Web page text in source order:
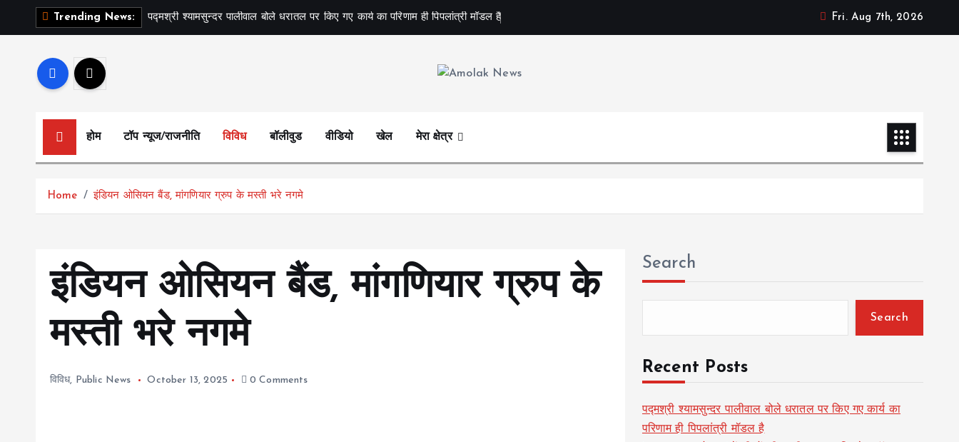
Trending News: पद्मश्री श्यामसुन्दर पालीवाल बोले धरातल पर किए गए कार्य का परिणाम ही पिपलांत्री मॉडल है Fri. Aug 7th, 2026
होम टॉप न्यूज/राजनीति विविध बॉलीवुड वीडियो खेल मेरा क्षेत्र
Home इंडियन ओसियन बैंड, मांगणियार ग्रुप के मस्ती भरे नगमे
इंडियन ओसियन बैंड, मांगणियार ग्रुप के
मस्ती भरे नगमे
विविध, Public News October 13, 2025 0 Comments
Search
Search
Recent Posts
पद्मश्री श्यामसुन्दर पालीवाल बोले धरातल पर किए गए कार्य का
परिणाम ही पिपलांत्री मॉडल है